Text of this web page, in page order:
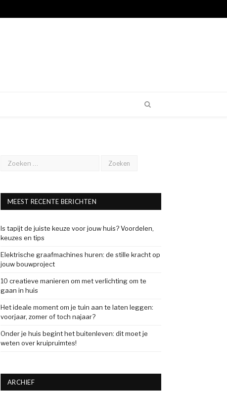
MEEST RECENTE BERICHTEN
Is tapijt de juiste keuze voor jouw huis? Voordelen,
keuzes en tips
Elektrische graafmachines huren: de stille kracht op
jouw bouwproject
10 creatieve manieren om met verlichting om te
gaan in huis
Het ideale moment om je tuin aan te laten leggen:
voorjaar, zomer of toch najaar?
Onder je huis begint het buitenleven: dit moet je
weten over kruipruimtes!
ARCHIEF